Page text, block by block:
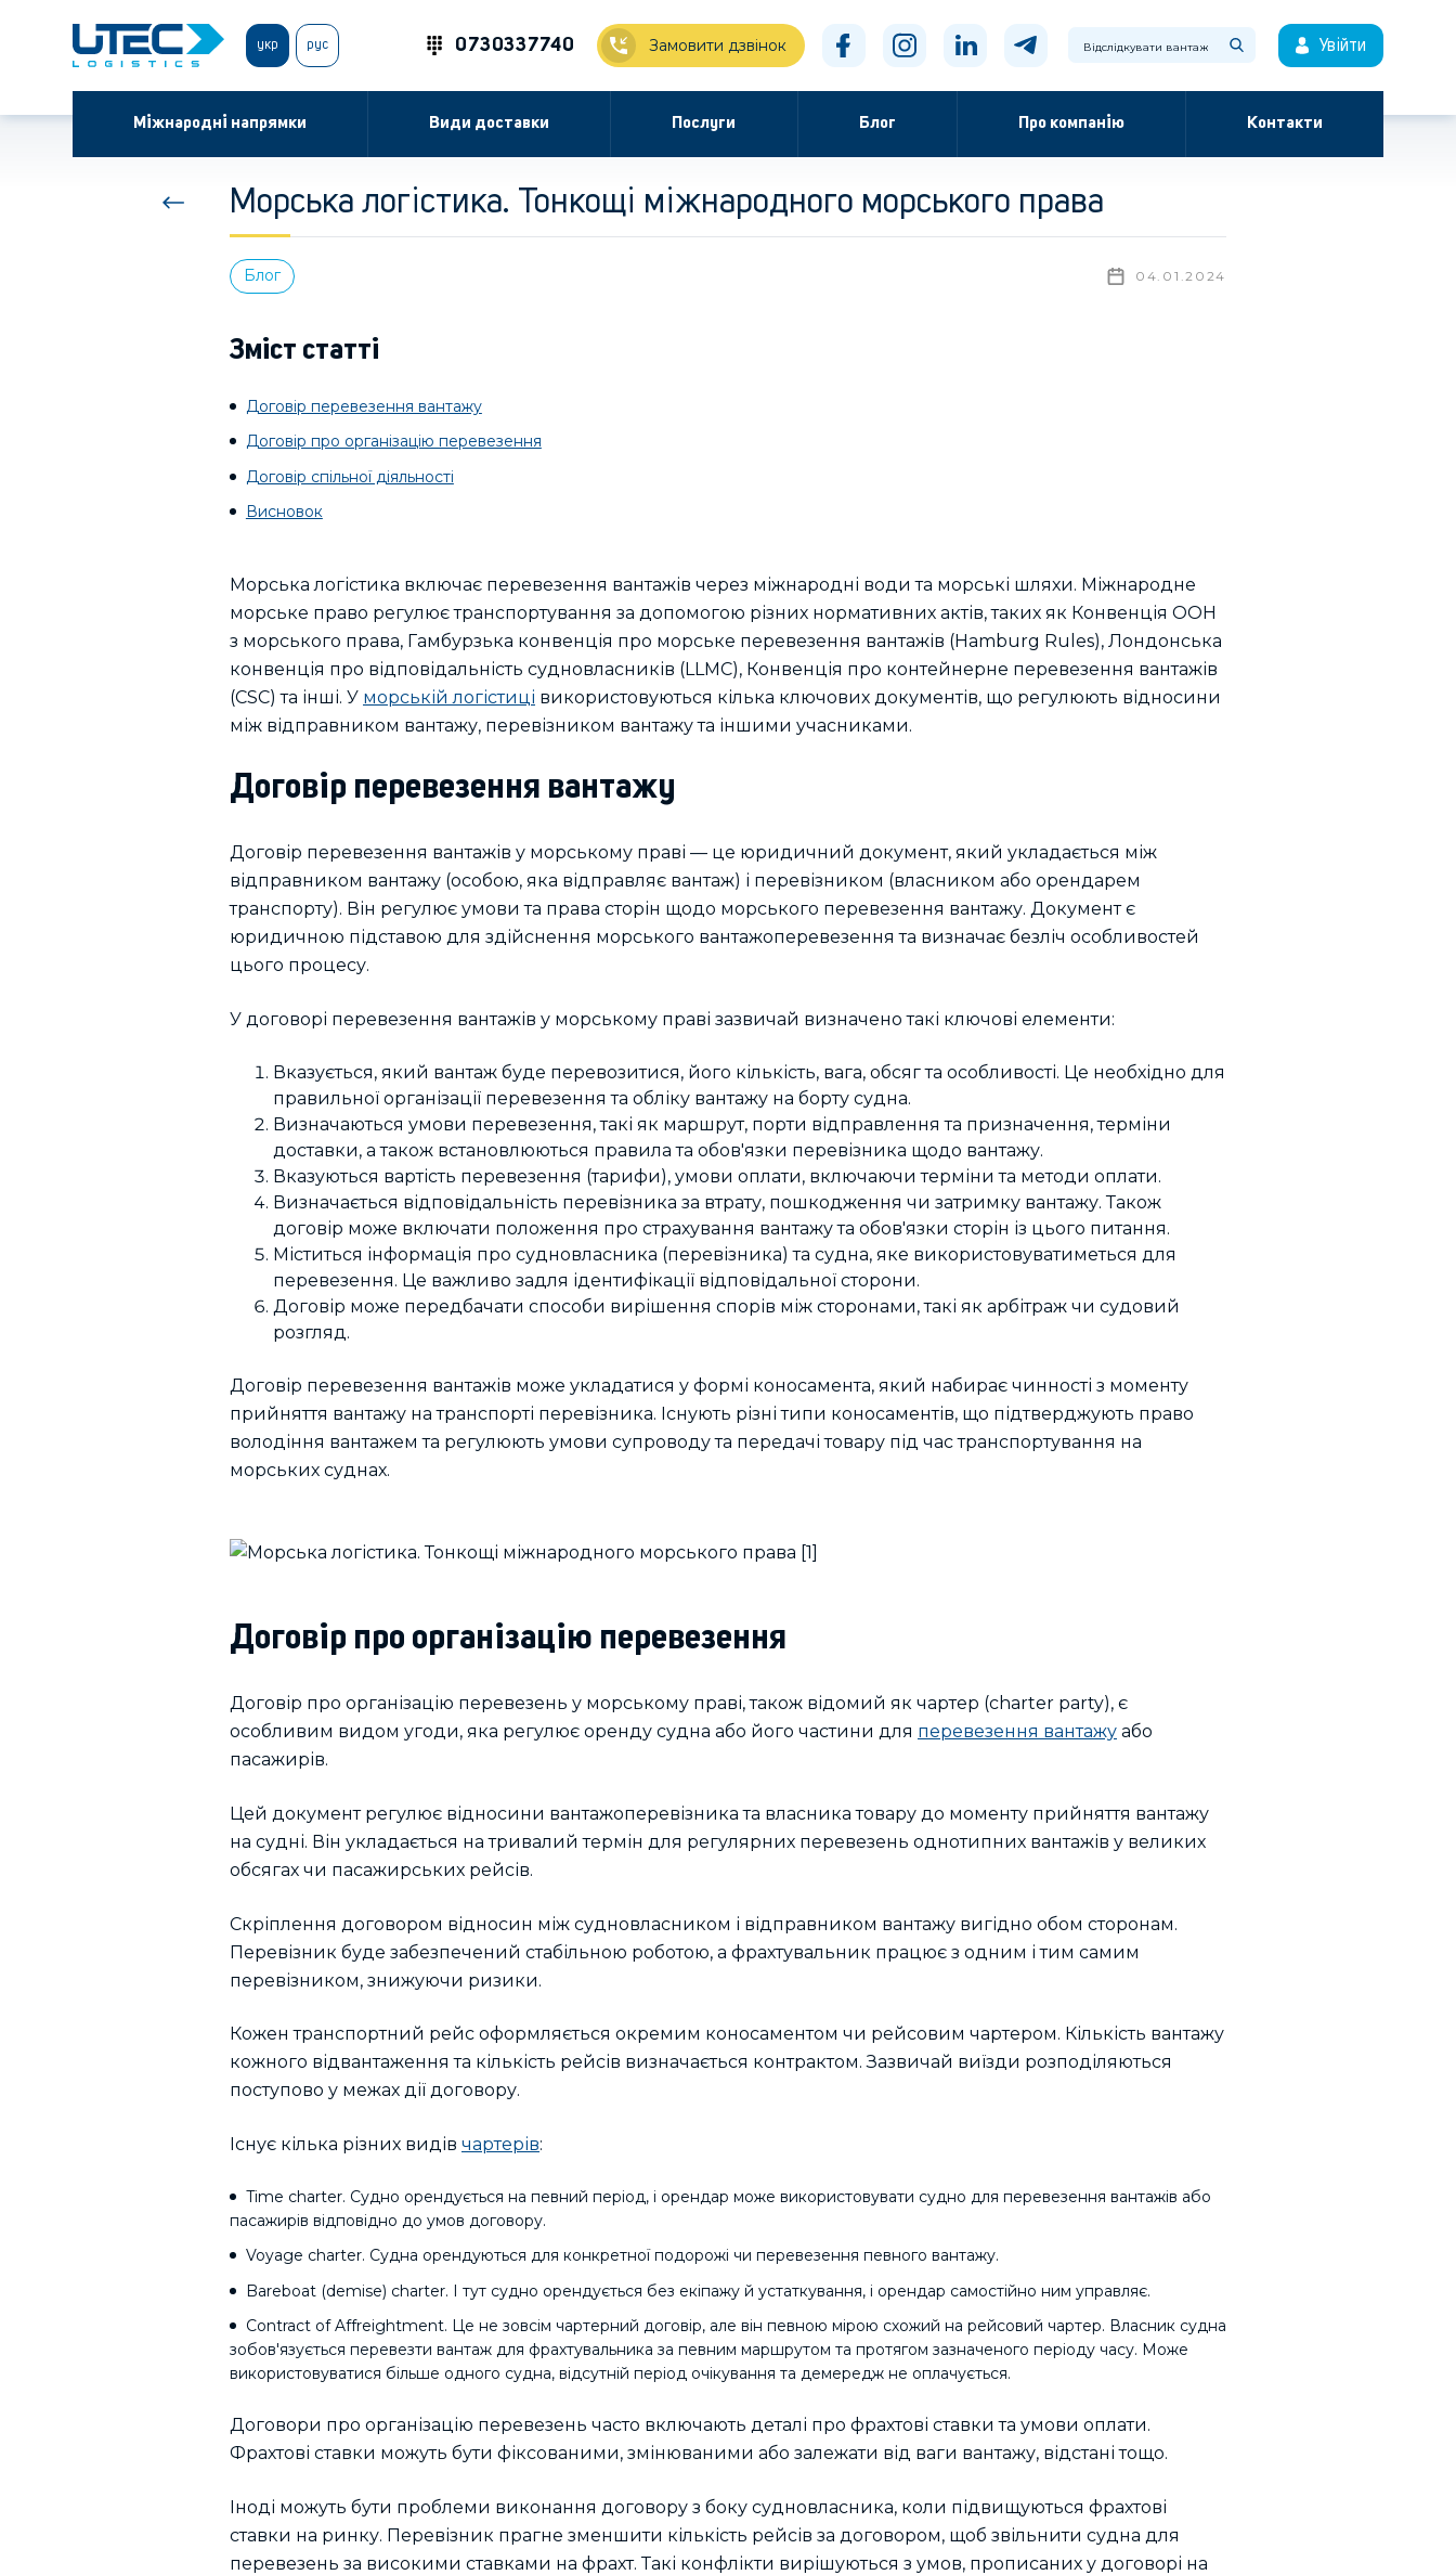
укр рус 0730337740 Замовити дзвінок Увійти
Міжнародні напрямки Види доставки Послуги Блог Про компанію Контакти
Морська логістика. Тонкощі міжнародного морського права
Блог 04.01.2024
Зміст статті
Договір перевезення вантажу
Договір про організацію перевезення
Договір спільної діяльності
Висновок
Морська логістика включає перевезення вантажів через міжнародні води та морські шляхи. Міжнародне
морське право регулює транспортування за допомогою різних нормативних актів, таких як Конвенція ООН
з морського права, Гамбурзька конвенція про морське перевезення вантажів (Hamburg Rules), Лондонська
конвенція про відповідальність судновласників (LLMC), Конвенція про контейнерне перевезення вантажів
(CSC) та інші. У морській логістиці використовуються кілька ключових документів, що регулюють відносини
між відправником вантажу, перевізником вантажу та іншими учасниками.
Договір перевезення вантажу
Договір перевезення вантажів у морському праві — це юридичний документ, який укладається між
відправником вантажу (особою, яка відправляє вантаж) і перевізником (власником або орендарем
транспорту). Він регулює умови та права сторін щодо морського перевезення вантажу. Документ є
юридичною підставою для здійснення морського вантажоперевезення та визначає безліч особливостей
цього процесу.
У договорі перевезення вантажів у морському праві зазвичай визначено такі ключові елементи:
Вказується, який вантаж буде перевозитися, його кількість, вага, обсяг та особливості. Це необхідно для
правильної організації перевезення та обліку вантажу на борту судна.
Визначаються умови перевезення, такі як маршрут, порти відправлення та призначення, терміни
доставки, а також встановлюються правила та обов'язки перевізника щодо вантажу.
Вказуються вартість перевезення (тарифи), умови оплати, включаючи терміни та методи оплати.
Визначається відповідальність перевізника за втрату, пошкодження чи затримку вантажу. Також
договір може включати положення про страхування вантажу та обов'язки сторін із цього питання.
Міститься інформація про судновласника (перевізника) та судна, яке використовуватиметься для
перевезення. Це важливо задля ідентифікації відповідальної сторони.
Договір може передбачати способи вирішення спорів між сторонами, такі як арбітраж чи судовий
розгляд.
Договір перевезення вантажів може укладатися у формі коносамента, який набирає чинності з моменту
прийняття вантажу на транспорті перевізника. Існують різні типи коносаментів, що підтверджують право
володіння вантажем та регулюють умови супроводу та передачі товару під час транспортування на
морських суднах.
Договір про організацію перевезення
Договір про організацію перевезень у морському праві, також відомий як чартер (charter party), є
особливим видом угоди, яка регулює оренду судна або його частини для перевезення вантажуабо
пасажирів.
Цей документ регулює відносини вантажоперевізника та власника товару до моменту прийняття вантажу
на судні. Він укладається на тривалий термін для регулярних перевезень однотипних вантажів у великих
обсягах чи пасажирських рейсів.
Скріплення договором відносин між судновласником і відправником вантажу вигідно обом сторонам.
Перевізник буде забезпечений стабільною роботою, а фрахтувальник працює з одним і тим самим
перевізником, знижуючи ризики.
Кожен транспортний рейс оформляється окремим коносаментом чи рейсовим чартером. Кількість вантажу
кожного відвантаження та кількість рейсів визначається контрактом. Зазвичай виїзди розподіляються
поступово у межах дії договору.
Існує кілька різних видів чартерів:
Time charter. Судно орендується на певний період, і орендар може використовувати судно для перевезення вантажів або
пасажирів відповідно до умов договору.
Voyage charter. Судна орендуються для конкретної подорожі чи перевезення певного вантажу.
Bareboat (demise) charter. І тут судно орендується без екіпажу й устаткування, і орендар самостійно ним управляє.
Contract of Affreightment. Це не зовсім чартерний договір, але він певною мірою схожий на рейсовий чартер. Власник судна
зобов'язується перевезти вантаж для фрахтувальника за певним маршрутом та протягом зазначеного періоду часу. Може
використовуватися більше одного судна, відсутній період очікування та демередж не оплачується.
Договори про організацію перевезень часто включають деталі про фрахтові ставки та умови оплати.
Фрахтові ставки можуть бути фіксованими, змінюваними або залежати від ваги вантажу, відстані тощо.
Іноді можуть бути проблеми виконання договору з боку судновласника, коли підвищуються фрахтові
ставки на ринку. Перевізник прагне зменшити кількість рейсів за договором, щоб звільнити судна для
перевезень за високими ставками на фрахт. Такі конфлікти вирішуються з умов, прописаних у договорі на